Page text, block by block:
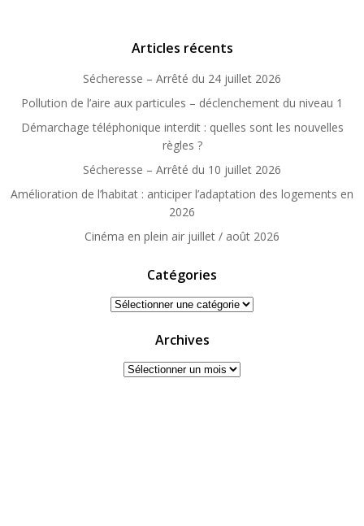
Articles récents
Sécheresse – Arrêté du 24 juillet 2026
Pollution de l’aire aux particules – déclenchement du niveau 1
Démarchage téléphonique interdit : quelles sont les nouvelles
règles ?
Sécheresse – Arrêté du 10 juillet 2026
Amélioration de l’habitat : anticiper l’adaptation des logements en
2026
Cinéma en plein air juillet / août 2026
Catégories
Catégories
Archives
Archives